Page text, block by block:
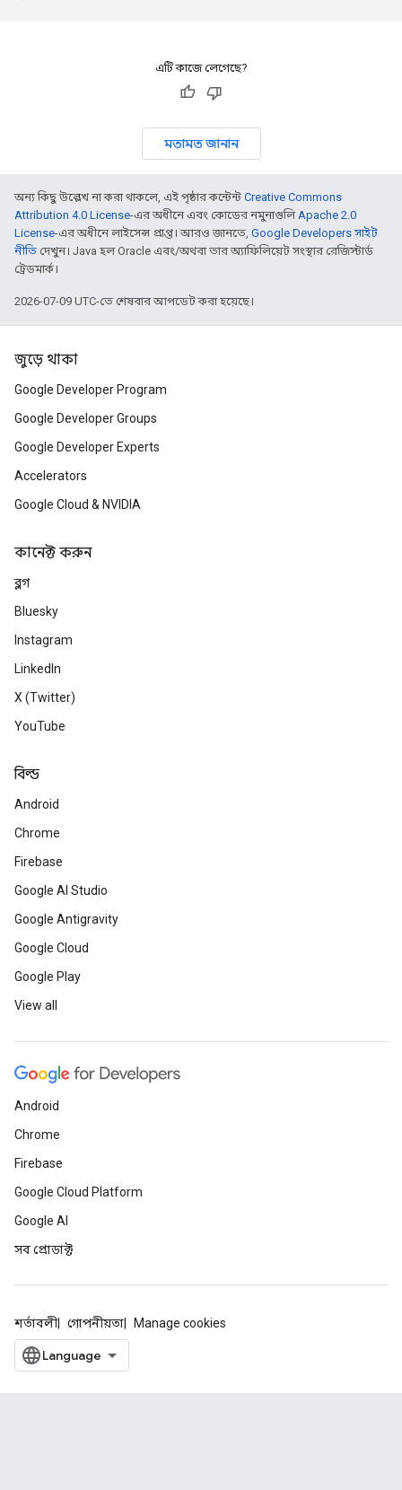
এটি কাজে লেগেছে?
মতামত জানান
অন্য কিছু উল্লেখ না করা থাকলে, এই পৃষ্ঠার কন্টেন্ট Creative Commons
Attribution 4.0 License-এর অধীনে এবং কোডের নমুনাগুলিApache 2.0
License-এর অধীনে লাইসেন্স প্রাপ্ত। আরও জানতে, Google Developers সাইট
নীতি দেখুন। Java হল Oracle এবং/অথবা তার অ্যাফিলিয়েট সংস্থার রেজিস্টার্ড
ট্রেডমার্ক।
2026-07-09 UTC-তে শেষবার আপডেট করা হয়েছে।
জুড়ে থাকা
Google Developer Program
Google Developer Groups
Google Developer Experts
Accelerators
Google Cloud & NVIDIA
কানেক্ট করুন
ব্লগ
Bluesky
Instagram
LinkedIn
X (Twitter)
YouTube
বিল্ড
Android
Chrome
Firebase
Google AI Studio
Google Antigravity
Google Cloud
Google Play
View all
Android
Chrome
Firebase
Google Cloud Platform
Google AI
সব প্রোডাক্ট
শর্তাবলী গোপনীয়তা Manage cookies